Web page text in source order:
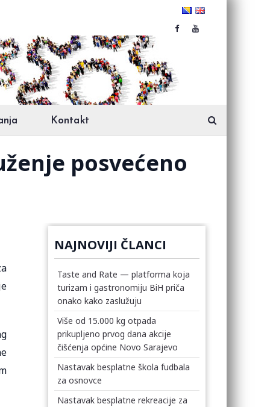
Kontakt
posvećeno
NAJNOVIJI ČLANCI
Taste and Rate — platforma koja
turizam i gastronomiju BiH priča
onako kako zaslužuju
Više od 15.000 kg otpada
prikupljeno prvog dana akcije
čišćenja općine Novo Sarajevo
Nastavak besplatne škola fudbala
za osnovce
Nastavak besplatne rekreacije za